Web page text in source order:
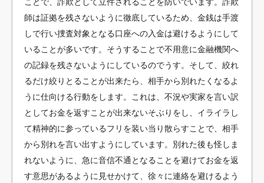
師は証拠を残さないように徹底しているため、金銭は手渡
しで行い捜査対象となる口座への入金は避けるようにして
いることが多いです。そうすることで不用意に金融機関へ
の記録を残さないようにしているのでうす。そして、絞れ
るだけ絞りとることが出来たら、相手から別れたくなるよ
うに仕向ける行動をします。これは、不況や実家を言い訳
としてお金を返すことが出来ないそぶりをし、イライラし
て精神的に参っているフリを装い当り散らすことで、相手
から別れを言い出すようにしています。別れた後も怪しま
れないように、急に音信不通となることを避けてお金を返
す意思があるように見せかけて、徐々に連絡を避けるよう